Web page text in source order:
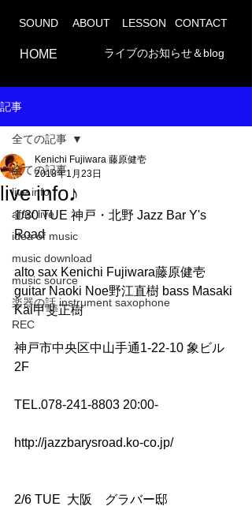
SOUND
HOME
ABOUT LESSON CONTACT
ライブのお知らせ＆blog
記事
全ての記事
live info
after live
idea of music
music download
music source
楽器の話 instrument saxophone
REC
全ての記事
live info♪
Kenichi Fujiwara 藤原健壱
2018年1月23日
1/30 TUE 神戸・北野 Jazz Bar Y's
Road
alto sax Kenichi Fujiwara藤原健壱
guitar Naoki Noe野江直樹 bass Masaki
Kai甲斐正樹
神戸市中央区中山手通1-22-10 象ビル
2F
TEL.078-241-8803 20:00-
http://jazzbarysroad.ko-co.jp/
2/6 TUE  大阪　グラバー邸